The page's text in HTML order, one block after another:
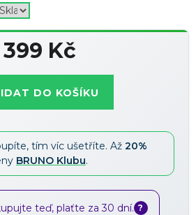
399 Kč
DO KOŠÍKU
tím víc ušetříte. Až 20%
BRUNO Klubu.
teď, plaťte za 30 dní. ?